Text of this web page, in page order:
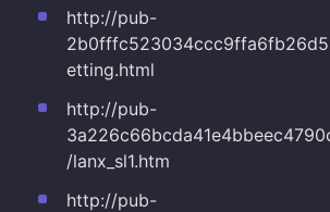
http://pub-
etting.html
http://pub-
/lanx_sl1.htm
http://pub-